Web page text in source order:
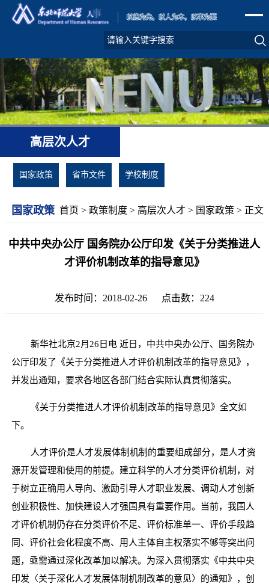
高层次人才
国家政策 省市文件 学校制度
国家政策 首页 >政策制度 > 高层次人才 > 国家政策 > 正文
中共中央办公厅 国务院办公厅印发《关于分类推进人
才评价机制改革的指导意见》
发布时间：2018-02-26 点击数： 224
新华社北京2月26日电 近日，中共中央办公厅、国务院办
公厅印发了《关于分类推进人才评价机制改革的指导意见》，
并发出通知，要求各地区各部门结合实际认真贯彻落实。
《关于分类推进人才评价机制改革的指导意见》全文如
下。
人才评价是人才发展体制机制的重要组成部分，是人才资
源开发管理和使用的前提。建立科学的人才分类评价机制，对
于树立正确用人导向、激励引导人才职业发展、调动人才创新
创业积极性、加快建设人才强国具有重要作用。当前，我国人
才评价机制仍存在分类评价不足、评价标准单一、评价手段趋
同、评价社会化程度不高、用人主体自主权落实不够等突出问
题，亟需通过深化改革加以解决。为深入贯彻落实《中共中央
印发〈关于深化人才发展体制机制改革的意见〉的通知》，创